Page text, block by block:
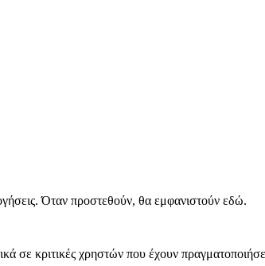
Όταν προστεθούν, θα εμφανιστούν εδώ.
σε κριτικές χρηστών που έχουν